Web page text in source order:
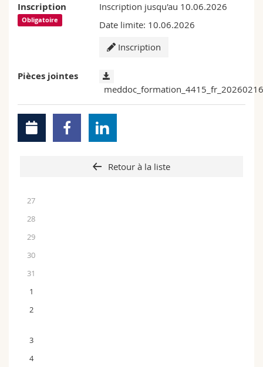
Inscription
Obligatoire
Inscription jusqu'au 10.06.2026
Date limite: 10.06.2026
Inscription
Pièces jointes
Retour à la liste
27
28
29
30
31
1
2
3
4